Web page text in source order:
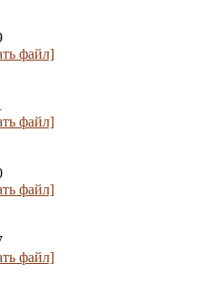
файл]
файл]
файл]
файл]